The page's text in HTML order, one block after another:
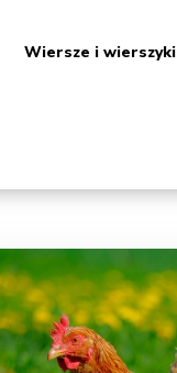
Wiersze i wierszyki